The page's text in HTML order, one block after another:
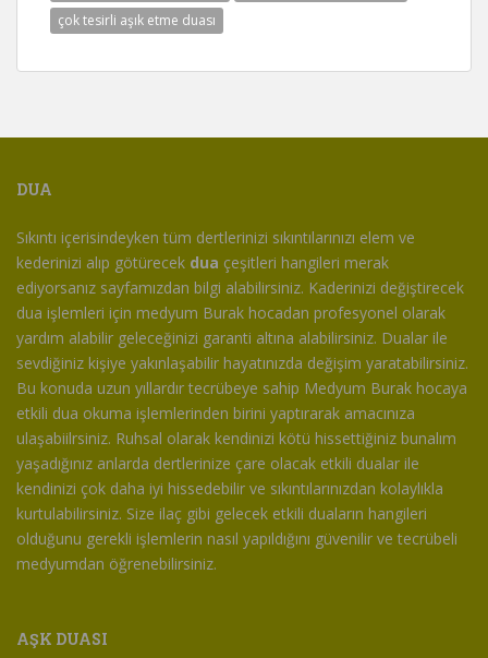
çok tesirli aşık etme duası
DUA
Sıkıntı içerisindeyken tüm dertlerinizi sıkıntılarınızı elem ve
kederinizi alıp götürecek dua çeşitleri hangileri merak
ediyorsanız sayfamızdan bilgi alabilirsiniz. Kaderinizi değiştirecek
dua işlemleri için medyum Burak hocadan profesyonel olarak
yardım alabilir geleceğinizi garanti altına alabilirsiniz. Dualar ile
sevdiğiniz kişiye yakınlaşabilir hayatınızda değişim yaratabilirsiniz.
Bu konuda uzun yıllardır tecrübeye sahip Medyum Burak hocaya
etkili dua okuma işlemlerinden birini yaptırarak amacınıza
ulaşabiilrsiniz. Ruhsal olarak kendinizi kötü hissettiğiniz bunalım
yaşadığınız anlarda dertlerinize çare olacak etkili dualar ile
kendinizi çok daha iyi hissedebilir ve sıkıntılarınızdan kolaylıkla
kurtulabilirsiniz. Size ilaç gibi gelecek etkili duaların hangileri
olduğunu gerekli işlemlerin nasıl yapıldığını güvenilir ve tecrübeli
medyumdan öğrenebilirsiniz.
AŞK DUASI